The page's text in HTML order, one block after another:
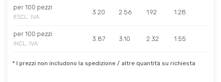
per 100 pezzi
ESCL. IVA
3.20 2.56 1.92 1.28
per 100 pezzi
INCL. IVA
3.87 3.10 2.32 1.55
* I prezzi non includono la spedizione / altre quantità su richiesta